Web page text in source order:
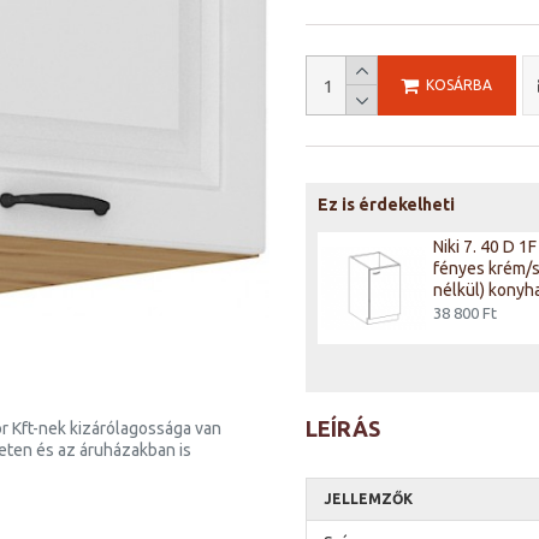
Kft-nek kizárólagossága van
és az áruházakban is
KOSÁRBA
Ez is érdekelheti
Niki 6. 80 G-72 2F
80x71,5x31cm fényes
szürke/szürke konyha
Niki 7. 40 D
fényes krém/
nélkül)
38 800 Ft
LEÍRÁS
JELLEMZŐK